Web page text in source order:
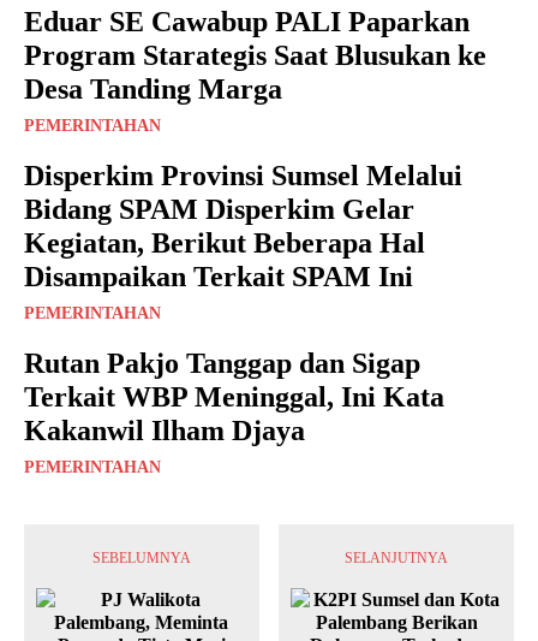
Eduar SE Cawabup PALI Paparkan
Program Starategis Saat Blusukan ke
Desa Tanding Marga
PEMERINTAHAN
Disperkim Provinsi Sumsel Melalui
Bidang SPAM Disperkim Gelar
Kegiatan, Berikut Beberapa Hal
Disampaikan Terkait SPAM Ini
PEMERINTAHAN
Rutan Pakjo Tanggap dan Sigap
Terkait WBP Meninggal, Ini Kata
Kakanwil Ilham Djaya
PEMERINTAHAN
SEBELUMNYA SELANJUTNYA